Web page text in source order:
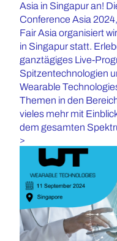
Asia in Singapur an!
Conference Asia
Fair Asia organisiert
in Singapur statt.
ganztägiges Live-
Spitzentechnologien
Wearable
Themen in den
vieles mehr mit
dem gesamten
>